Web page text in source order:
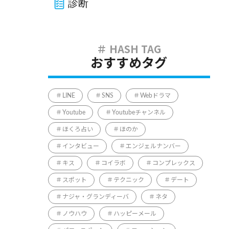
診断
おすすめタグ
LINE SNS Webドラマ
Youtube Youtubeチャンネル
ほくろ占い ほのか
インタビュー エンジェルナンバー
キス コイラボ コンプレックス
スポット テクニック デート
ナジャ・グランディーバ ネタ
ノウハウ ハッピーメール